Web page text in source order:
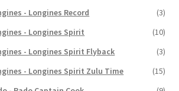
- Longines Record
(3)
- Longines Spirit
(10)
- Longines Spirit Flyback
(3)
- Longines Spirit Zulu Time
(15)